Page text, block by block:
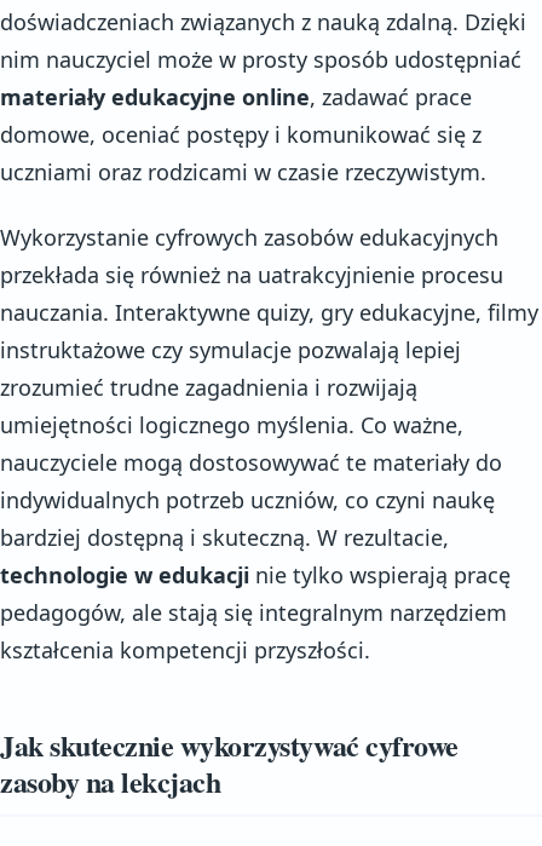
doświadczeniach związanych z nauką zdalną. Dzięki
nim nauczyciel może w prosty sposób udostępniać
materiały edukacyjne online, zadawać prace
domowe, oceniać postępy i komunikować się z
uczniami oraz rodzicami w czasie rzeczywistym.
Wykorzystanie cyfrowych zasobów edukacyjnych
przekłada się również na uatrakcyjnienie procesu
nauczania. Interaktywne quizy, gry edukacyjne, filmy
instruktażowe czy symulacje pozwalają lepiej
zrozumieć trudne zagadnienia i rozwijają
umiejętności logicznego myślenia. Co ważne,
nauczyciele mogą dostosowywać te materiały do
indywidualnych potrzeb uczniów, co czyni naukę
bardziej dostępną i skuteczną. W rezultacie,
technologie w edukacji nie tylko wspierają pracę
pedagogów, ale stają się integralnym narzędziem
kształcenia kompetencji przyszłości.
Jak skutecznie wykorzystywać cyfrowe
zasoby na lekcjach